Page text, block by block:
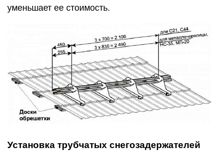
уменьшает ее стоимость.
Установка трубчатых снегозадержателей